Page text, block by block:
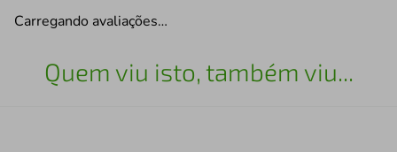
Carregando avaliações…
Quem viu isto, também viu...